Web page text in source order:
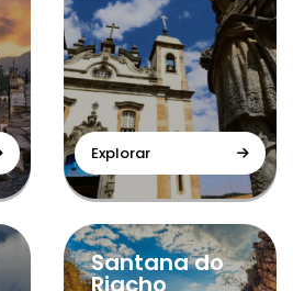
Explorar
Santana do
Riacho